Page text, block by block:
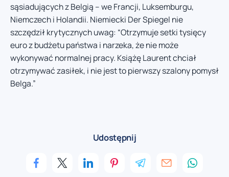
sąsiadujących z Belgią – we Francji, Luksemburgu,
Niemczech i Holandii. Niemiecki Der Spiegel nie
szczędził krytycznych uwag: “Otrzymuje setki tysięcy
euro z budżetu państwa i narzeka, że nie może
wykonywać normalnej pracy. Książę Laurent chciał
otrzymywać zasiłek, i nie jest to pierwszy szalony pomysł
Belga.”
Udostępnij